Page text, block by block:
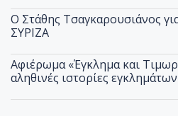
Ο Στάθης Τσαγκαρουσιάνος
ΣΥΡΙΖΑ
Αφιέρωμα «Έγκλημα και
αληθινές ιστορίες εγκλημάτων